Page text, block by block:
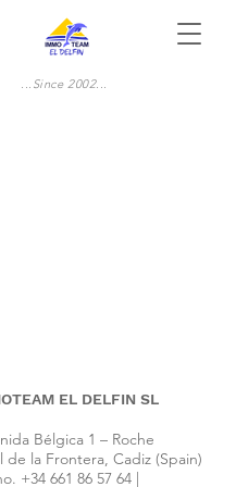
...Since 2002...
EL DELFIN SL
Bélgica 1 – Roche
de la Frontera, Cadiz (Spain)
+34 661 86 57 64|